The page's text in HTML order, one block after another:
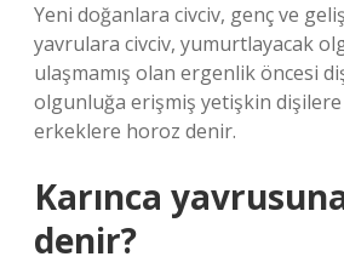
Yeni doğanlara civciv, genç ve
yavrulara civciv, yumurtlayacak
ulaşmamış olan ergenlik öncesi
olgunluğa erişmiş yetişkin
erkeklere horoz denir.
Karınca
denir?